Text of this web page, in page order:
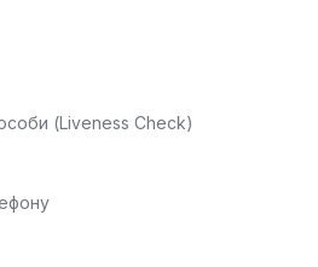
(Liveness Check)